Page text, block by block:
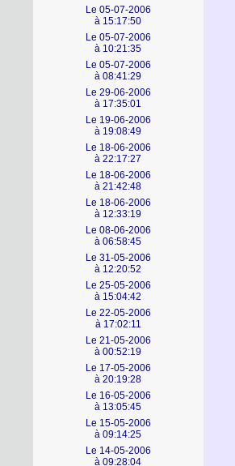
Le 05-07-2006
à 15:17:50
Le 05-07-2006
à 10:21:35
Le 05-07-2006
à 08:41:29
Le 29-06-2006
à 17:35:01
Le 19-06-2006
à 19:08:49
Le 18-06-2006
à 22:17:27
Le 18-06-2006
à 21:42:48
Le 18-06-2006
à 12:33:19
Le 08-06-2006
à 06:58:45
Le 31-05-2006
à 12:20:52
Le 25-05-2006
à 15:04:42
Le 22-05-2006
à 17:02:11
Le 21-05-2006
à 00:52:19
Le 17-05-2006
à 20:19:28
Le 16-05-2006
à 13:05:45
Le 15-05-2006
à 09:14:25
Le 14-05-2006
à 09:28:04